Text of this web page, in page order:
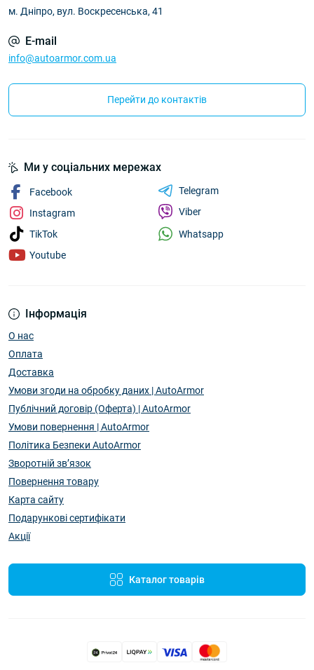
м. Дніпро, вул. Воскресенська, 41
E-mail
info@autoarmor.com.ua
Перейти до контактів
Інформація
О нас
Оплата
Доставка
Умови згоди на обробку даних | AutoArmor
Публічний договір (Оферта) | AutoArmor
Умови повернення | AutoArmor
Політика Безпеки AutoArmor
Зворотній зв’язок
Повернення товару
Карта сайту
Подарункові сертифікати
Акції
Каталог товарів
Ми у соціальних мережах
Facebook
Instagram
TikTok
Youtube
Telegram
Viber
Whatsapp